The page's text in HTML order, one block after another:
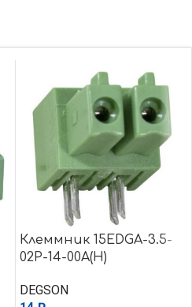
Клеммник 15EDGA-3.5-
02P-14-00A(H)
DEGSON